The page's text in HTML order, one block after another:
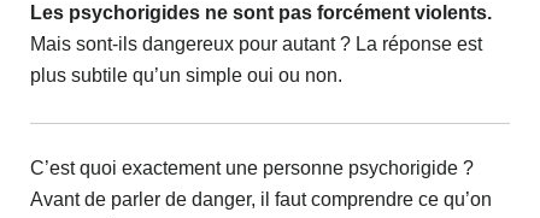
Les psychorigides ne sont pas forcément violents.
Mais sont-ils dangereux pour autant ? La réponse est
plus subtile qu’un simple oui ou non.
C’est quoi exactement une personne psychorigide ?
Avant de parler de danger, il faut comprendre ce qu’on